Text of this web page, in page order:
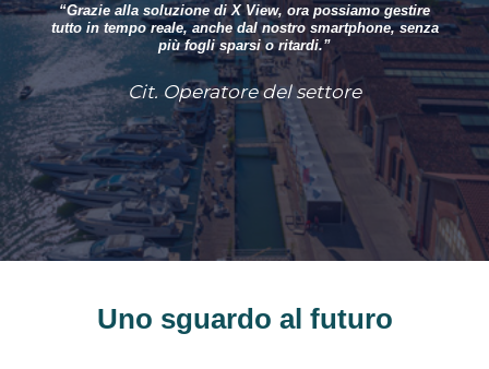
“Grazie alla soluzione di X View, ora possiamo gestire
tutto in tempo reale, anche dal nostro smartphone, senza
più fogli sparsi o ritardi.”
Cit. Operatore del settore
Uno sguardo al futuro